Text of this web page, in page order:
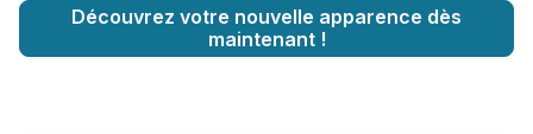
Découvrez votre nouvelle apparence dès
maintenant !